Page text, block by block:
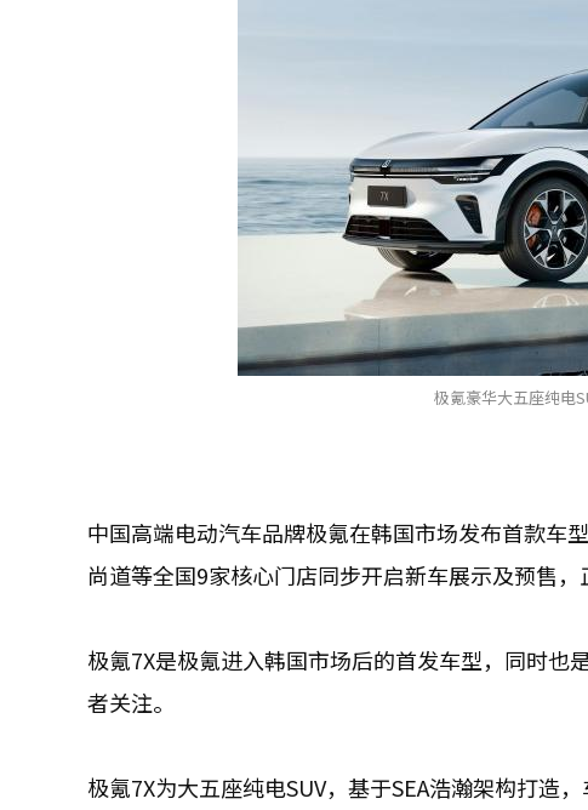
极氪豪华大五座纯电
中国高端电动汽车品牌极氪在韩国市场发布首款
尚道等全国9家核心门店同步开启新车展示及预售，
极氪7X是极氪进入韩国市场后的首发车型，同时
者关注。
极氪7X为大五座纯电SUV，基于SEA浩瀚架构打造